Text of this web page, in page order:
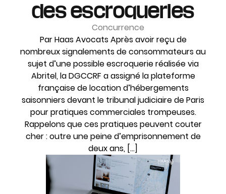
des escroqueries
Concurrence
Par Haas Avocats Après avoir reçu de
nombreux signalements de consommateurs au
sujet d’une possible escroquerie réalisée via
Abritel, la DGCCRF a assigné la plateforme
française de location d’hébergements
saisonniers devant le tribunal judiciaire de Paris
pour pratiques commerciales trompeuses.
Rappelons que ces pratiques peuvent couter
cher : outre une peine d’emprisonnement de
deux ans, […]